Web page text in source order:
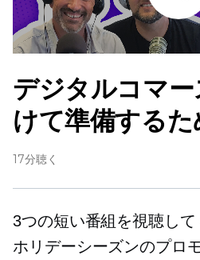
詳細を見
デジタルコマ
けて準備する
17分聴く
3つの短い番組を視聴し
ホリデーシーズンのプロ